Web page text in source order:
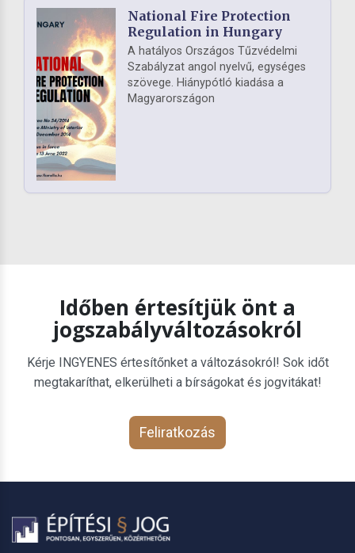
National Fire Protection
Regulation in Hungary
A hatályos Országos Tűzvédelmi
Szabályzat angol nyelvű, egységes
szövege. Hiánypótló kiadása a
Magyarországon
Időben értesítjük önt a
jogszabályváltozásokról
Kérje INGYENES értesítőnket a változásokról! Sok időt
megtakaríthat, elkerülheti a bírságokat és jogvitákat!
Feliratkozás